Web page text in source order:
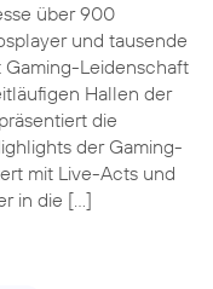
über 900
und tausende
Gaming-Leidenschaft
Hallen der
die
der Gaming-
mit Live-Acts und
in die […]